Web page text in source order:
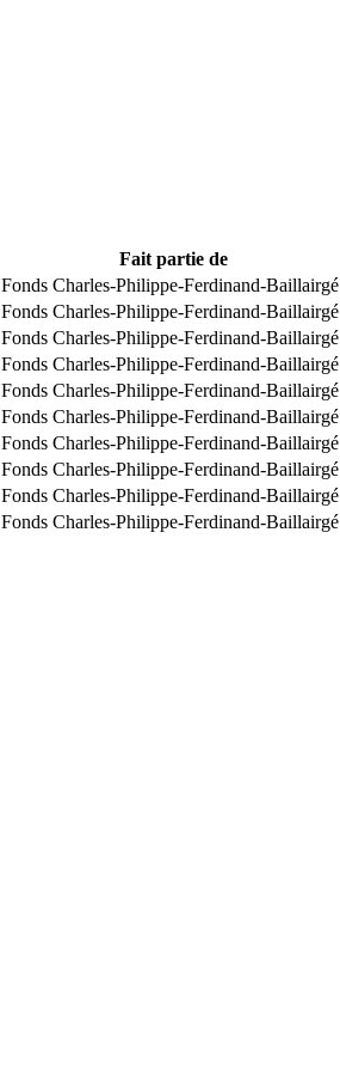
Fait partie de
Fonds Charles-Philippe-Ferdinand-Baillairgé
Fonds Charles-Philippe-Ferdinand-Baillairgé
Fonds Charles-Philippe-Ferdinand-Baillairgé
Fonds Charles-Philippe-Ferdinand-Baillairgé
Fonds Charles-Philippe-Ferdinand-Baillairgé
Fonds Charles-Philippe-Ferdinand-Baillairgé
Fonds Charles-Philippe-Ferdinand-Baillairgé
Fonds Charles-Philippe-Ferdinand-Baillairgé
Fonds Charles-Philippe-Ferdinand-Baillairgé
Fonds Charles-Philippe-Ferdinand-Baillairgé